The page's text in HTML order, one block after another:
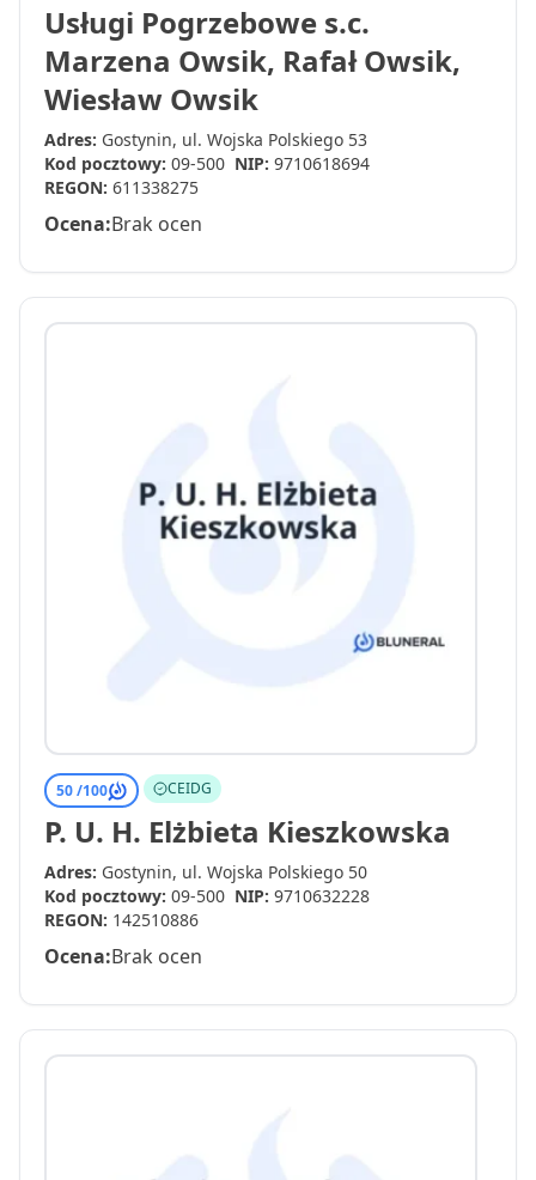
Usługi Pogrzebowe s.c.
Marzena Owsik, Rafał Owsik,
Wiesław Owsik
Adres: Gostynin, ul. Wojska Polskiego 53
Kod pocztowy: 09-500 NIP: 9710618694
REGON: 611338275
Ocena:Brak ocen
50 /100 CEIDG
P. U. H. Elżbieta Kieszkowska
Adres: Gostynin, ul. Wojska Polskiego 50
Kod pocztowy: 09-500 NIP: 9710632228
REGON: 142510886
Ocena:Brak ocen